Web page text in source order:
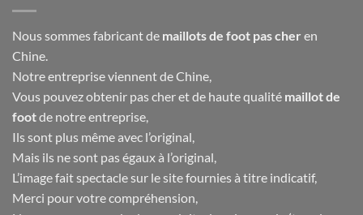
Nous sommes fabricant de maillots de foot pas cher en
Chine.
Notre entreprise viennent de Chine,
Vous pouvez obtenir pas cher et de haute qualité maillot de
footde notre entreprise,
Ils sont plus même avec l’original,
Mais ils ne sont pas égaux à l’original,
L’image fait spectacle sur le site fournies à titre indicatif,
Merci pour votre compréhension,